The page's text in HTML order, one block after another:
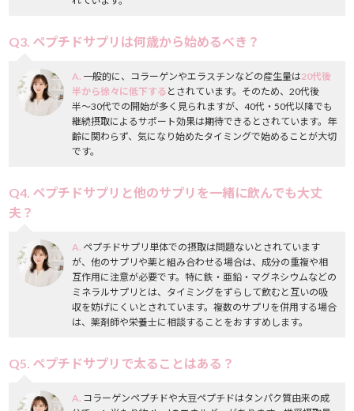
Q3. ペプチドサプリは何歳から始めるべき？
A. 一般的に、コラーゲンやエラスチンなどの産生量は20代後
半から徐々に低下する とされています。そのため、20代後
半〜30代での開始が多く見られますが、40代・50代以降でも
継続摂取によるサポート効果は期待できるとされています。年
齢に関わらず、気になり始めたタイミングで始めることが大切
です。
Q4. ペプチドサプリと他のサプリを一緒に飲んでも大丈
夫？
A. ペプチドサプリ単体での摂取は問題ないとされています
が、他のサプリや薬と組み合わせる場合は、成分の重複や相
互作用に注意が必要です。特に鉄・亜鉛・マグネシウムなどの
ミネラルサプリとは、タイミングをずらして飲むと互いの吸
収を妨げにくいとされています。複数のサプリを併用する場合
は、薬剤師や栄養士に相談することをおすすめします。
Q5. ペプチドサプリで太ることはある？
A. コラーゲンペプチドや大豆ペプチドはタンパク質由来の成